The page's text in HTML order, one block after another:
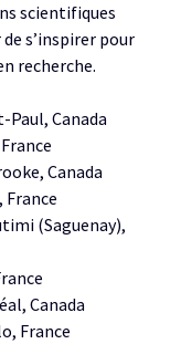
scientifiques
s’inspirer pour
recherche.
Paul, Canada
Canada
France
(Saguenay),
Canada
France